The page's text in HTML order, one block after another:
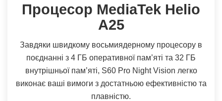
Процесор MediaTek Helio
A25
Завдяки швидкому восьмиядерному процесору в
поєднанні з 4 ГБ оперативної пам’яті та 32 ГБ
внутрішньої пам’яті, S60 Pro Night Vision легко
виконає ваші вимоги з достатньою ефективністю та
плавністю.